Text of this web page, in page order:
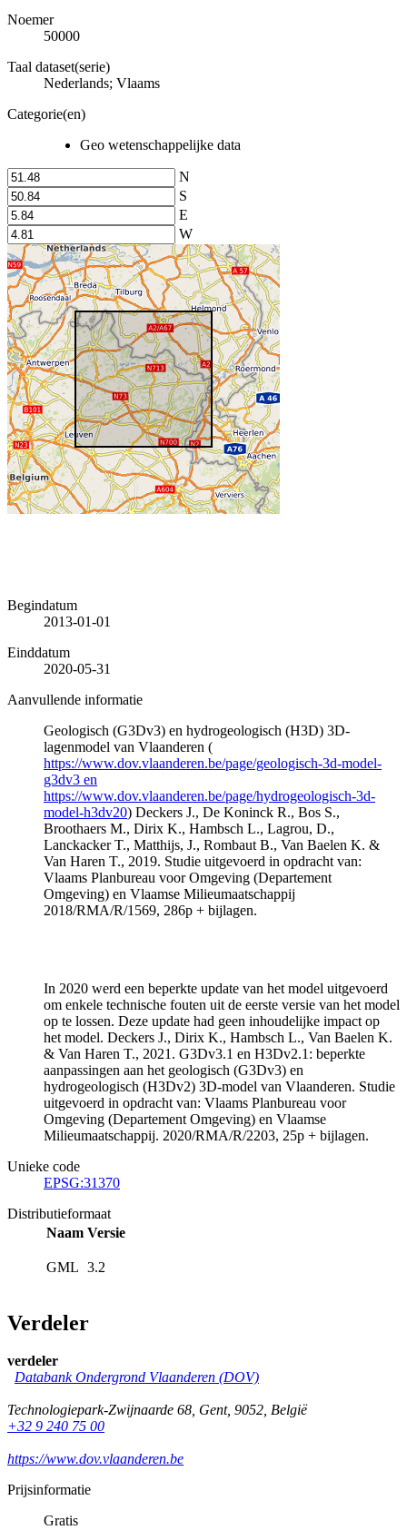
Noemer
50000
Taal dataset(serie)
Nederlands; Vlaams
Categorie(en)
Geo wetenschappelijke data
N
S
E
W
Begindatum
2013-01-01
Einddatum
2020-05-31
Aanvullende informatie
Geologisch (G3Dv3) en hydrogeologisch (H3D) 3D-
lagenmodel van Vlaanderen (
https://www.dov.vlaanderen.be/page/geologisch-3d-model-
g3dv3 en
https://www.dov.vlaanderen.be/page/hydrogeologisch-3d-
model-h3dv20) Deckers J., De Koninck R., Bos S.,
Broothaers M., Dirix K., Hambsch L., Lagrou, D.,
Lanckacker T., Matthijs, J., Rombaut B., Van Baelen K. &
Van Haren T., 2019. Studie uitgevoerd in opdracht van:
Vlaams Planbureau voor Omgeving (Departement
Omgeving) en Vlaamse Milieumaatschappij
2018/RMA/R/1569, 286p + bijlagen.
In 2020 werd een beperkte update van het model uitgevoerd
om enkele technische fouten uit de eerste versie van het model
op te lossen. Deze update had geen inhoudelijke impact op
het model. Deckers J., Dirix K., Hambsch L., Van Baelen K.
& Van Haren T., 2021. G3Dv3.1 en H3Dv2.1: beperkte
aanpassingen aan het geologisch (G3Dv3) en
hydrogeologisch (H3Dv2) 3D-model van Vlaanderen. Studie
uitgevoerd in opdracht van: Vlaams Planbureau voor
Omgeving (Departement Omgeving) en Vlaamse
Milieumaatschappij. 2020/RMA/R/2203, 25p + bijlagen.
Unieke code
EPSG:31370
Distributieformaat
Naam Versie
GML 3.2
Verdeler
verdeler
Databank Ondergrond Vlaanderen (DOV)
Technologiepark-Zwijnaarde 68, Gent, 9052, België
+32 9 240 75 00
https://www.dov.vlaanderen.be
Prijsinformatie
Gratis